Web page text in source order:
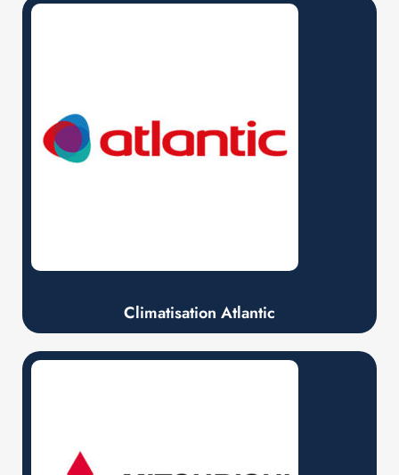
Climatisation Atlantic